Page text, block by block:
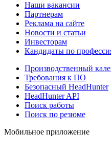
Наши вакансии
Партнерам
Реклама на сайте
Новости и статьи
Инвесторам
Кандидаты по
Производственный
Требования к ПО
Безопасный HeadHunter
HeadHunter API
Поиск работы
Поиск по резюме
Мобильное приложение